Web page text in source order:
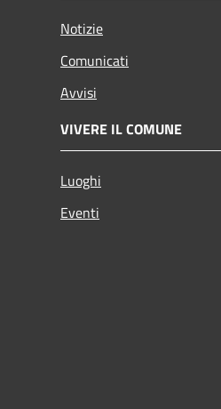
Notizie
Comunicati
Avvisi
VIVERE IL COMUNE
Luoghi
Eventi